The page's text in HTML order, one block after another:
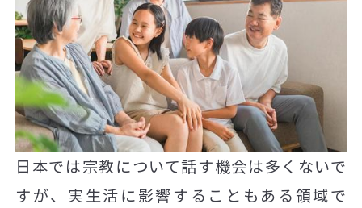
日本では宗教について話す機会は多くないで
すが、実生活に影響することもある領域で